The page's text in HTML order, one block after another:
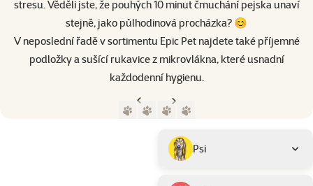
stresu. Věděli jste, že pouhých 10 minut čmuchání pejska unaví
stejně, jako půlhodinová procházka? 😊
V neposlední řadě v sortimentu Epic Pet najdete také příjemné
podložky a sušící rukavice z mikrovlákna, které usnadní
každodenní hygienu.
Předchozí stranaNásledující strana
Podkategorie
Psi